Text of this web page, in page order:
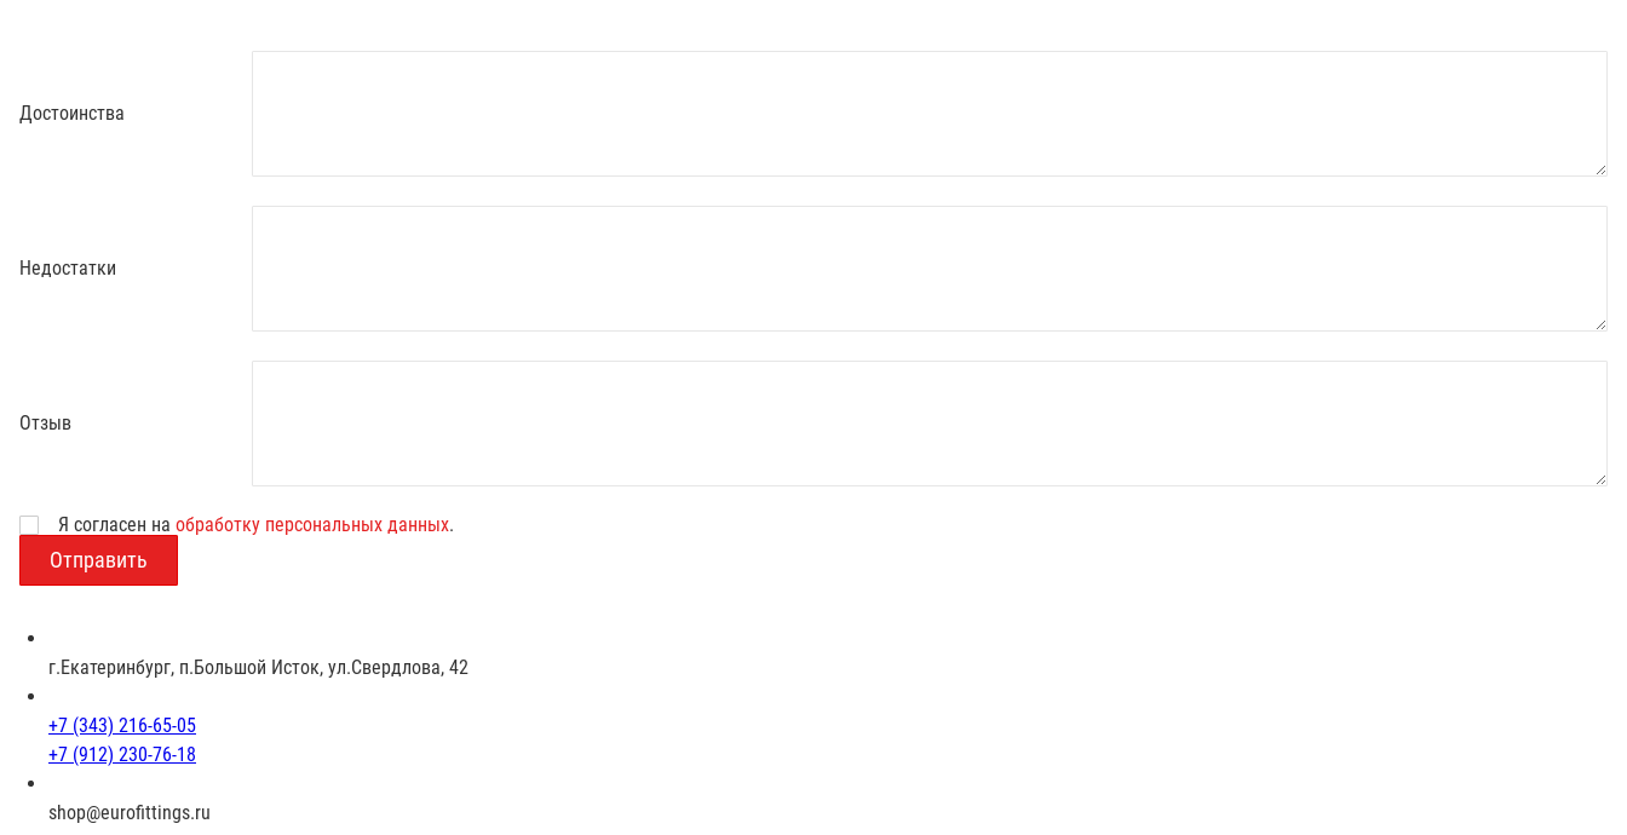
Достоинства
Недостатки
Отзыв
ВозрастЯ согласен на обработку персональных данных.
г.Екатеринбург, п.Большой Исток, ул.Свердлова, 42
+7 (343) 216-65-05
+7 (912) 230-76-18
shop@eurofittings.ru